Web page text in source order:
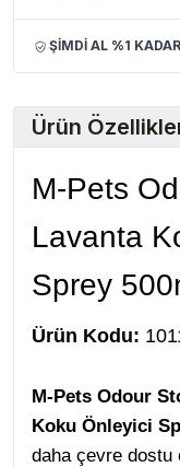
ŞİMDİ AL %1
Ürün
M-Pets
Lavanta
Sprey
Ürün Kodu:
M-Pets Odour
Koku Önleyici
daha çevre dostu